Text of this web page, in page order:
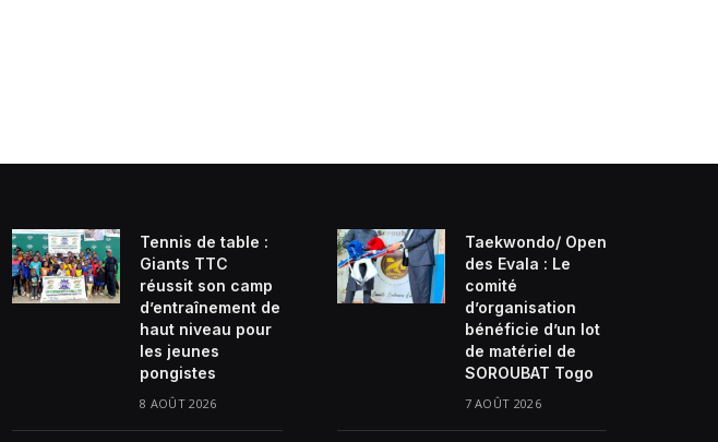
Tennis de table :
Giants TTC
réussit son camp
d’entraînement de
haut niveau pour
les jeunes
pongistes
8 AOÛT 2026
Taekwondo/ Open
des Evala : Le
comité
d’organisation
bénéficie d’un lot
de matériel de
SOROUBAT Togo
7 AOÛT 2026